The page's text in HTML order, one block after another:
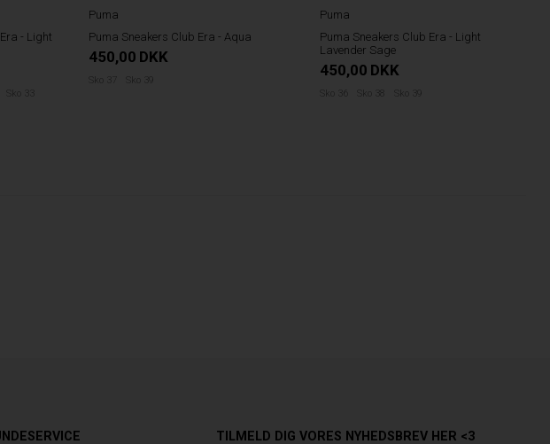
- Light
Sko 33
Puma
Puma Sneakers Club Era - Aqua
450,00 DKK
Sko 37 Sko 39
Puma
Puma Sneakers Club Era - Light
Lavender Sage
450,00 DKK
Sko 36 Sko 38 Sko 39
TILMELD DIG VORES NYHEDSBREV HER <3